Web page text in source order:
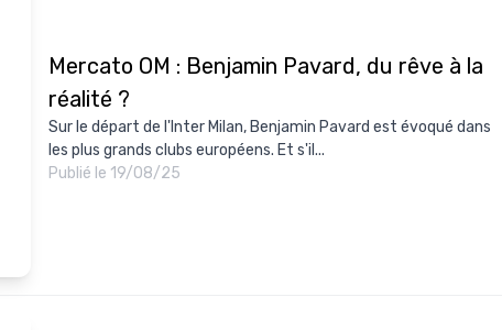
Mercato OM : Benjamin Pavard, du rêve à la
réalité ?
Sur le départ de l'Inter Milan, Benjamin Pavard est évoqué dans
les plus grands clubs européens. Et s'il...
Publié le 19/08/25